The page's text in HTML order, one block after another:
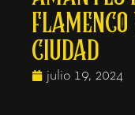
CIUDAD
julio 19, 2024